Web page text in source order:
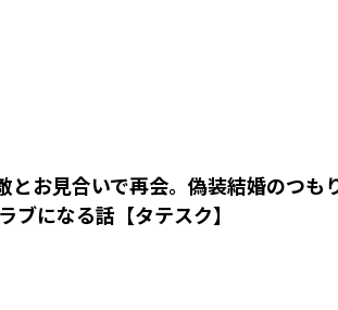
お見合いで再会。偽装結婚のつも
ブになる話【タテスク】